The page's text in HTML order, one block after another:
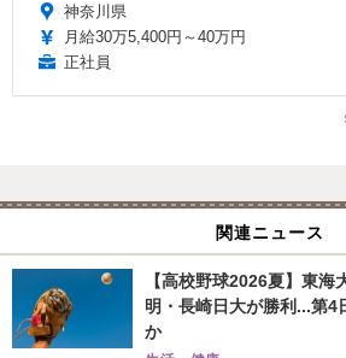
神奈川県
月給30万5,400円～40万円
正社員
関連ニュース
【高校野球2026夏】東海
明・長崎日大が勝利...第4
か